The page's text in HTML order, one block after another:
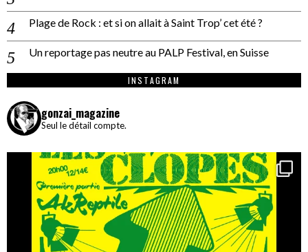
Plage de Rock : et si on allait à Saint Trop’ cet été ?
Un reportage pas neutre au PALP Festival, en Suisse
INSTAGRAM
gonzai_magazine
Seul le détail compte.